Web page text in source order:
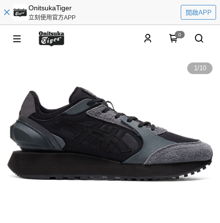
OnitsukaTiger
立刻使用官方APP
開啟APP
0
1/10